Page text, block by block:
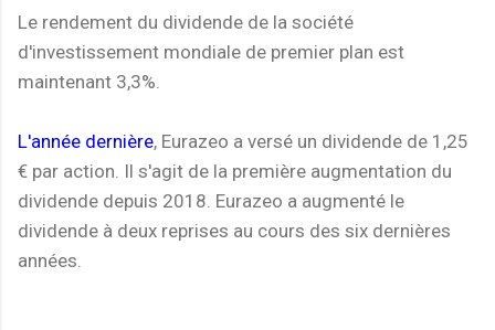
Le rendement du dividende de la société
d'investissement mondiale de premier plan est
maintenant 3,3%.
L'année dernière, Eurazeo a versé un dividende de 1,25
€ par action. Il s'agit de la première augmentation du
dividende depuis 2018. Eurazeo a augmenté le
dividende à deux reprises au cours des six dernières
années.